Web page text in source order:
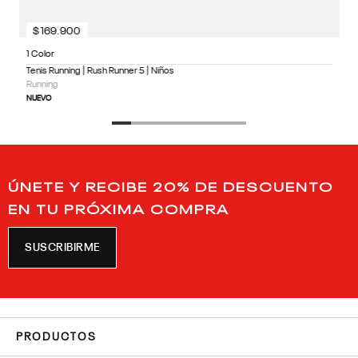
1 Color
Tenis Running | Rush Runner 5 | Niños
Running
NUEVO
$ 169.900
ÚNETE Y RECIBE 20% DE DESCUENTO
EN TU PRÓXIMA COMPRA
SUSCRIBIRME
PRODUCTOS